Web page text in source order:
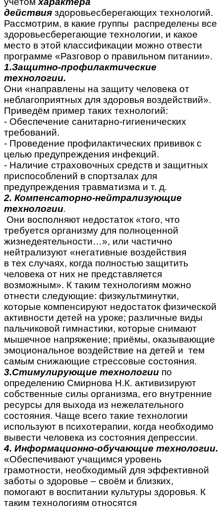
действия здоровьесберегающих технологий.
Рассмотрим, в какие группы распределены все
здоровьесберегающие технологии, и какое
место в этой классификации можно отвести
программе «Разговор о правильном питании».
1.Защитно-профилактические
технологии.
Они «направлены на защиту человека от
неблагоприятных для здоровья воздействий».
Приведём пример таких технологий:
- Обеспечение санитарно-гигиенических
требований.
- Проведение профилактических прививок с
целью предупреждения инфекций.
- Наличие страховочных средств и защитных
приспособлений в спортзалах для
предупреждения травматизма и т. д.
2. Компенсаторно-нейтрализующие
технологии.
Они восполняют недостаток «того, что
требуется организму для полноценной
жизнедеятельности…», или частично
нейтрализуют «негативные воздействия
в тех случаях, когда полностью защитить
человека от них не представляется
возможным». К таким технологиям можно
отнести следующие: физкультминутки,
которые компенсируют недостаток физической
активности детей на уроке; различные виды
пальчиковой гимнастики, которые снимают
мышечное напряжение; приёмы, оказывающие
эмоциональное воздействие на детей и тем
самым снижающие стрессовые состояния.
3.Стимулирующие технологии по
определению Смирнова Н.К. активизируют
собственные силы организма, его внутренние
ресурсы для выхода из нежелательного
состояния. Чаще всего такие технологии
используют в психотерапии, когда необходимо
вывести человека из состояния депрессии.
4. Информационно-обучающие технологии.
«Обеспечивают учащимся уровень
грамотности, необходимый для эффективной
заботы о здоровье – своём и близких,
помогают в воспитании культуры здоровья. К
таким технологиям относятся